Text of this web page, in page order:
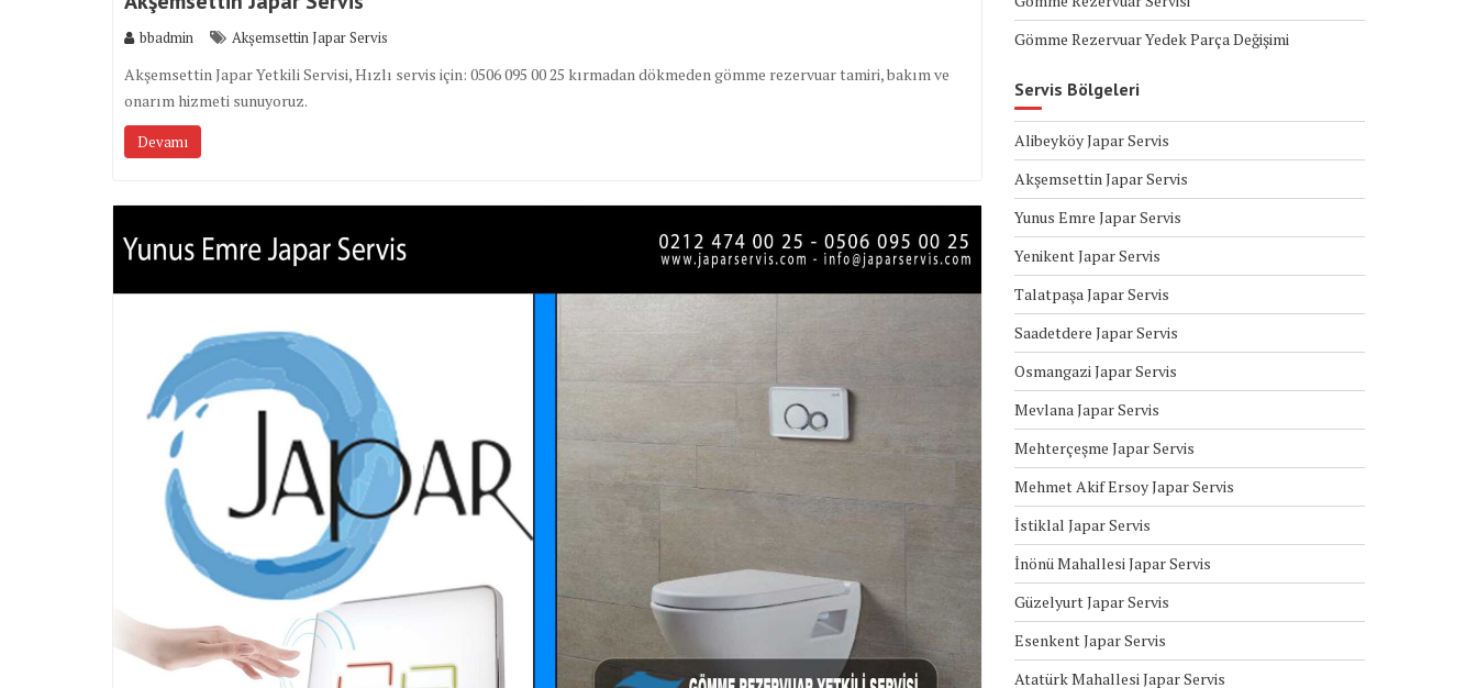
bbadmin Akşemsettin Japar Servis
Akşemsettin Japar Yetkili Servisi, Hızlı servis için: 0506 095 00 25 kırmadan dökmeden gömme rezervuar tamiri, bakım ve
onarım hizmeti sunuyoruz.
Devamı
Gömme Rezervuar Yedek Parça Değişimi
Servis Bölgeleri
Alibeyköy Japar Servis
Akşemsettin Japar Servis
Yunus Emre Japar Servis
Yenikent Japar Servis
Talatpaşa Japar Servis
Saadetdere Japar Servis
Osmangazi Japar Servis
Mevlana Japar Servis
Mehterçeşme Japar Servis
Mehmet Akif Ersoy Japar Servis
İstiklal Japar Servis
İnönü Mahallesi Japar Servis
Güzelyurt Japar Servis
Esenkent Japar Servis
Atatürk Mahallesi Japar Servis